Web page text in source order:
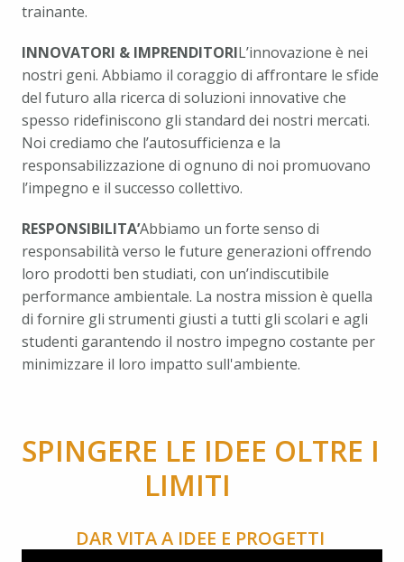
trainante.
INNOVATORI & IMPRENDITORIL’innovazione è nei
nostri geni. Abbiamo il coraggio di affrontare le sfide
del futuro alla ricerca di soluzioni innovative che
spesso ridefiniscono gli standard dei nostri mercati.
Noi crediamo che l’autosufficienza e la
responsabilizzazione di ognuno di noi promuovano
l’impegno e il successo collettivo.
RESPONSIBILITA’Abbiamo un forte senso di
responsabilità verso le future generazioni offrendo
loro prodotti ben studiati, con un’indiscutibile
performance ambientale. La nostra mission è quella
di fornire gli strumenti giusti a tutti gli scolari e agli
studenti garantendo il nostro impegno costante per
minimizzare il loro impatto sull'ambiente.
SPINGERE LE IDEE OLTRE I
LIMITI
DAR VITA A IDEE E PROGETTI